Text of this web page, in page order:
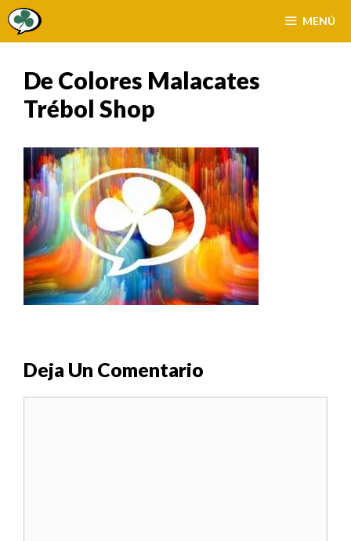
Saltar
MENÚ
De Colores Malacates
Trébol Shop
Deja Un Comentario